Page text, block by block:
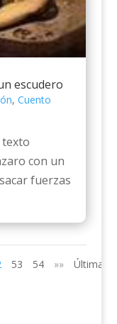
escudero
, Cuento
con un
fuerzas
53 54 »» Última